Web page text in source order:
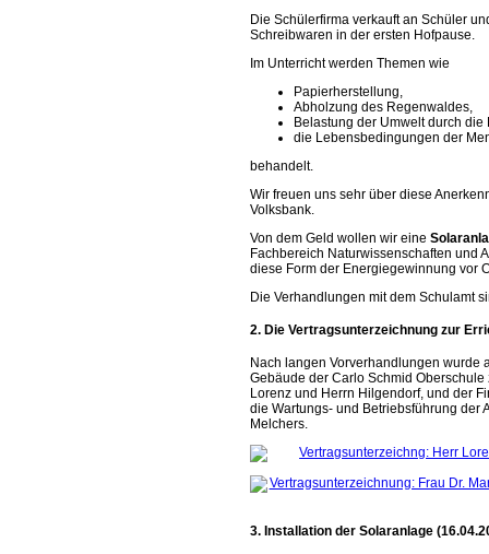
Die Schülerfirma verkauft an Schüler
Schreibwaren in der ersten Hofpause.
Im Unterricht werden Themen wie
Papierherstellung,
Abholzung des Regenwaldes,
Belastung der Umwelt durch
die Lebensbedingungen der
behandelt.
Wir freuen uns sehr über diese
Volksbank.
Von dem Geld wollen wir eine
Fachbereich Naturwissenschaften und
diese Form der Energiegewinnung vor
Die Verhandlungen mit dem Schulamt
2. Die Vertragsunterzeichnung zur
Nach langen Vorverhandlungen wurde
Gebäude der Carlo Schmid
Lorenz und Herrn Hilgendorf, und der
die Wartungs- und Betriebsführung der
Melchers.
3. Installation der Solaranlage